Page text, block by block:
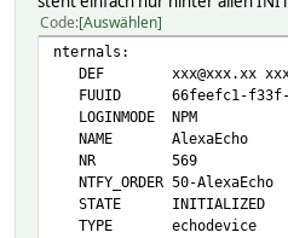
Attributes:
IODev AmazonAccount
alias Echo <br> Show
devStateIcon
eventMap /tunein
group Amazon
room Küche
sortby 01
verbose 2
webCmd
Code Auswählen
nternals:
DEF xxx@xxx.xx
FUUID 66feefc1-f33f-
LOGINMODE NPM
NAME AlexaEcho
NR 569
NTFY_ORDER 50-AlexaEcho
STATE INITIALIZED
TYPE echodevice